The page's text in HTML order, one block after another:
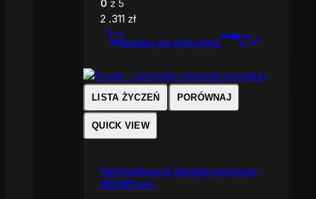
0 z 5
2 .311 zł
DODAJ DO KOSZYKA
LISTA ŻYCZEŃ PORÓWNAJ
QUICK VIEW
Optymalizacja bezpieczeństwa
WordPress